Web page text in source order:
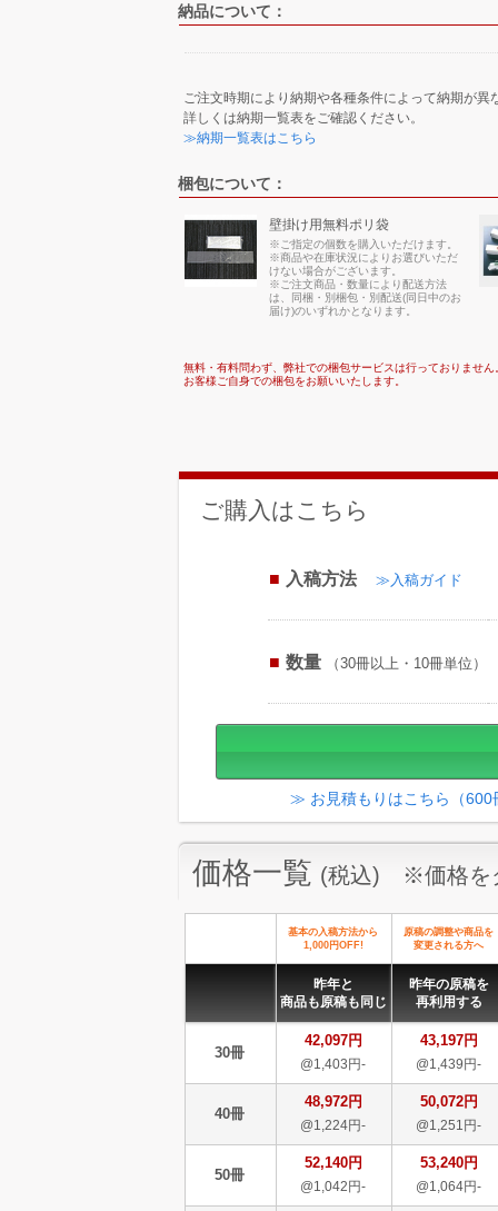
納品について：
ご注文時期により納期や各種条件によって納期が異
詳しくは納期一覧表をご確認ください。
≫納期一覧表はこちら
梱包について：
壁掛け用無料ポリ袋
※ご指定の個数を購入いただけます。
※商品や在庫状況によりお選びいただ
けない場合がございます。
※ご注文商品・数量により配送方法
は、同梱・別梱包・別配送(同日中のお
届け)のいずれかとなります。
無料・有料問わず、弊社での梱包サービスは行っておりません
お客様ご自身での梱包をお願いいたします。
ご購入はこちら
入稿方法 ≫入稿ガイド
数量 （30冊以上・10冊単位）
≫ お見積もりはこちら（600
価格一覧 (税込) ※価格を
基本の入稿方法から
1,000円OFF!
原稿の調整や商品を
変更される方へ
昨年と
商品も原稿も同じ
昨年の原稿を
再利用する
30冊
42,097円
@1,403円-
43,197円
@1,439円-
40冊
48,972円
@1,224円-
50,072円
@1,251円-
50冊
52,140円
@1,042円-
53,240円
@1,064円-